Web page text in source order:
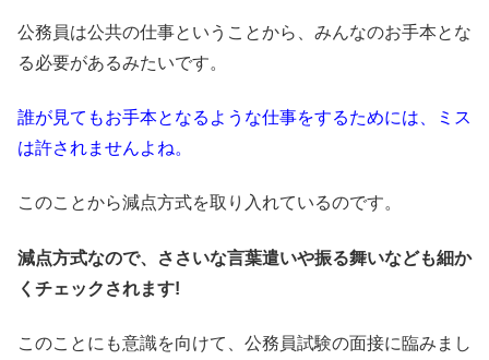
公務員は公共の仕事ということから、みんなのお手本とな
る必要があるみたいです。
誰が見てもお手本となるような仕事をするためには、ミス
は許されませんよね。
このことから減点方式を取り入れているのです。
減点方式なので、ささいな言葉遣いや振る舞いなども細か
くチェックされます!
このことにも意識を向けて、公務員試験の面接に臨みまし